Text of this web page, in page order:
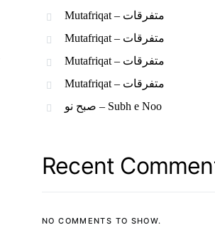
Mutafriqat – متفرقات
Mutafriqat – متفرقات
Mutafriqat – متفرقات
Mutafriqat – متفرقات
صبح نو – Subh e Noo
Recent
NO COMMENTS TO SHOW.